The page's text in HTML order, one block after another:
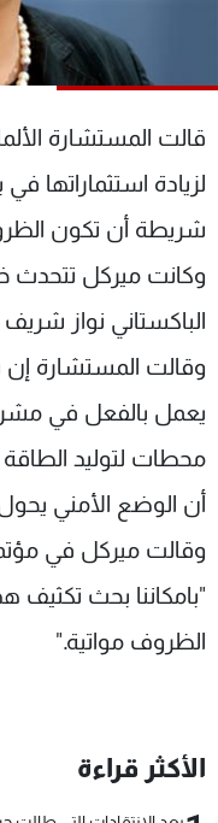
قالت المستشارة
لزيادة استثماراتها
شريطة أن تكون
وكانت ميركل تتحدث
الباكستاني نواز شريف
وقالت المستشارة إن
يعمل بالفعل في
محطات لتوليد
أن الوضع الأمني
وقالت ميركل في
"بامكاننا بحث تكثيف
الظروف مواتية."
الأكثر قراءة
شاهد البرامج
الترددات
عن MTV
لاعلاناتكم